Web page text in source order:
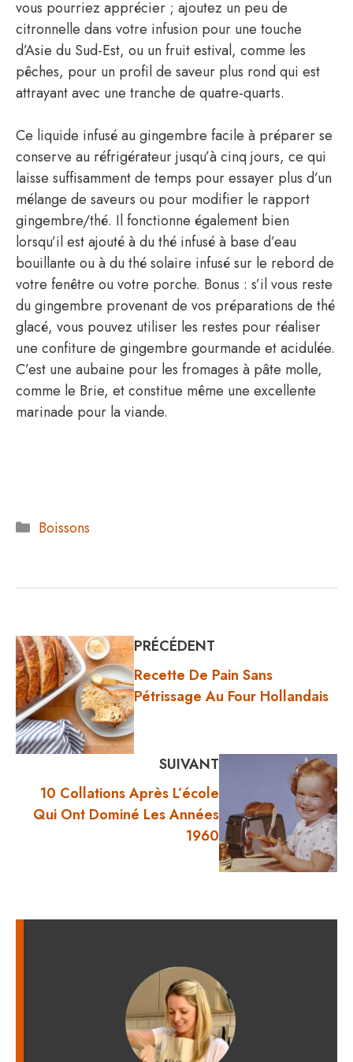
vous pourriez apprécier ; ajoutez un peu de
citronnelle dans votre infusion pour une touche
d’Asie du Sud-Est, ou un fruit estival, comme les
pêches, pour un profil de saveur plus rond qui est
attrayant avec une tranche de quatre-quarts.
Ce liquide infusé au gingembre facile à préparer se
conserve au réfrigérateur jusqu’à cinq jours, ce qui
laisse suffisamment de temps pour essayer plus d’un
mélange de saveurs ou pour modifier le rapport
gingembre/thé. Il fonctionne également bien
lorsqu’il est ajouté à du thé infusé à base d’eau
bouillante ou à du thé solaire infusé sur le rebord de
votre fenêtre ou votre porche. Bonus : s’il vous reste
du gingembre provenant de vos préparations de thé
glacé, vous pouvez utiliser les restes pour réaliser
une confiture de gingembre gourmande et acidulée.
C’est une aubaine pour les fromages à pâte molle,
comme le Brie, et constitue même une excellente
marinade pour la viande.
Catégories
Boissons
PRÉCÉDENT
Recette De Pain Sans
Pétrissage Au Four Hollandais
SUIVANT
10 Collations Après L’école
Qui Ont Dominé Les Années
1960